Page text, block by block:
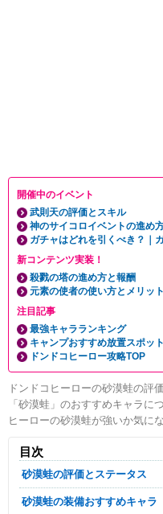
開催中のイベント
武則天の評価とスキル
神のサイコロイベントの進め
ガチャはどれを引くべき？｜
新コンテンツ実装！
殺戮の塔の進め方と報酬
元素の使者の使い方とメリット
注目記事
最強キャラランキング
キャンプおすすめ放置スポッ
ドンドコヒーロー攻略TOP
ドンドコヒーローの砂漠蛙の評
「砂漠蛙」のおすすめキャラに
ヒーローの砂漠蛙が強いか気に
目次
砂漠蛙の評価とステータス
砂漠蛙の装備おすすめキャラ